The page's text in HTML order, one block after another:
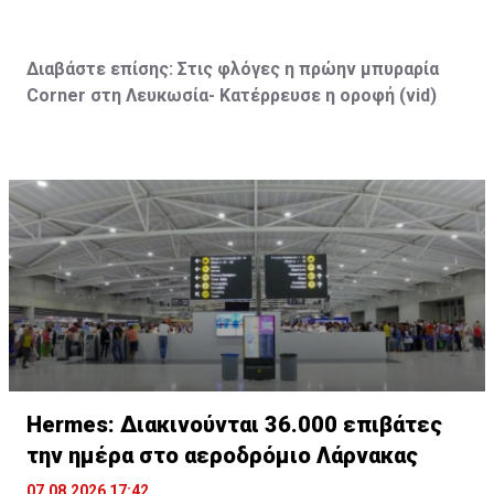
Διαβάστε επίσης: Στις φλόγες η πρώην μπυραρία
Corner στη Λευκωσία- Κατέρρευσε η οροφή (vid)
Hermes: Διακινούνται 36.000 επιβάτες
την ημέρα στο αεροδρόμιο Λάρνακας